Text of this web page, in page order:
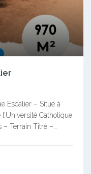
Escalier – Situé à
Catholique
Terrain Titré –…